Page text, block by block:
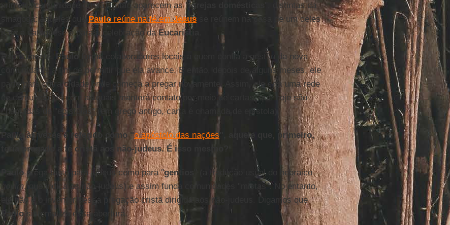
primeira comunidade cristã. Então aparecem as "igrejas domésticas
", distintas da
sinagoga: aqueles quePauloreúne na fé emJesusse reúnem na casa de um deles
para a catequese e para a celebração daEucaristia
Rapidamente, Paulo
forma colaboradores locais a quem confia a gestão da nova
comunidade, a fim de permitir que ela avance. E então, depois de alguns meses, ele
parte para outra cidade onde começa a pregar novamente. Assim, ele cria uma rede
de comunidades com as quais manterá contato por meio de cartas, que hoje são
chamadas de "epístolas" (em grego antigo, carta é chamada de epístola).
Paulo às vezes é referido como "o apóstolo das nações ", aquele que, primeiro,
teria pregado a fé cristã aos não-judeus. É isso mesmo?
Pauloprega tanto para judeus como para "gentios
" (a tradução usual do hebraico
goyim, que indica os não-judeus) e assim funda comunidades "mistas". No entanto,
ele não é o inventor dessa pregação cristã dirigida aos não-judeus. Digamos que
Paulosistematiza essa abertura.